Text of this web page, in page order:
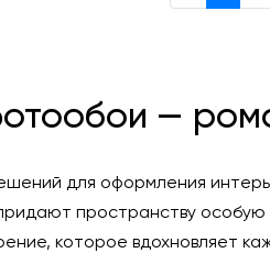
—
для оформления
пространству
которое вдохновляет